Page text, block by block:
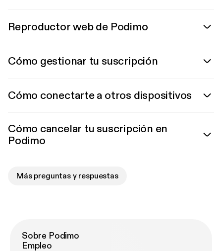
Reproductor web de Podimo
Cómo gestionar tu suscripción
Cómo conectarte a otros dispositivos
Cómo cancelar tu suscripción en
Podimo
Más preguntas y respuestas
Sobre Podimo
Empleo